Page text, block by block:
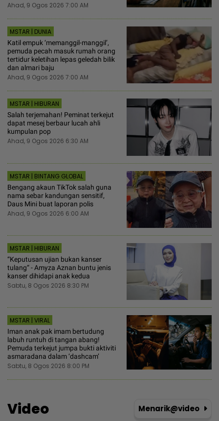
Ahad, 9 Ogos 2026 7:00 AM
MSTAR | DUNIA
Katil empuk ‘memanggil-manggil’,
pemuda pecah masuk rumah orang
tertidur keletihan lepas geledah bilik
dan almari baju
Ahad, 9 Ogos 2026 7:00 AM
MSTAR | HIBURAN
Salah terjemahan! Peminat terkejut
dapat mesej berbaur lucah ahli
kumpulan pop
Ahad, 9 Ogos 2026 6:30 AM
MSTAR | BINTANG GLOBAL
Bengang akaun TikTok salah guna
nama sebar kandungan sensitif,
Daus Mini buat laporan polis
Ahad, 9 Ogos 2026 6:00 AM
MSTAR | HIBURAN
“Keputusan ujian bukan kanser
tulang“ - Amyza Aznan buntu jenis
kanser dihidapi anak kedua
Sabtu, 8 Ogos 2026 8:30 PM
MSTAR | VIRAL
Iman anak pak imam bertudung
labuh runtuh di tangan abang!
Pemuda terkejut jumpa bukti aktiviti
asmaradana dalam ‘dashcam’
Sabtu, 8 Ogos 2026 8:00 PM
Video Menarik@video